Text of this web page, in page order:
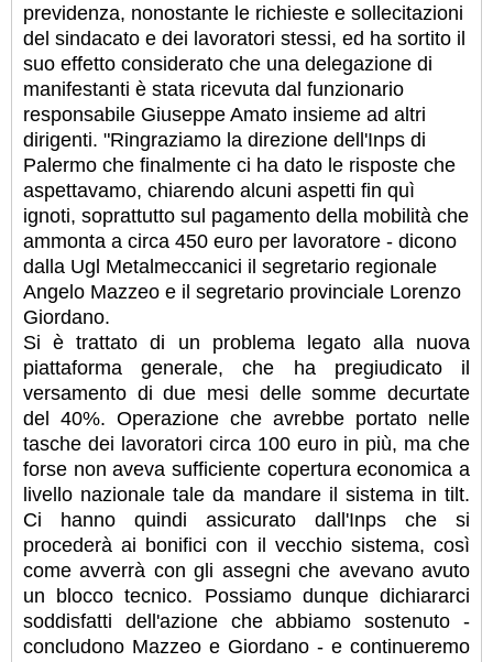
previdenza, nonostante le richieste e sollecitazioni
del sindacato e dei lavoratori stessi, ed ha sortito il
suo effetto considerato che una delegazione di
manifestanti è stata ricevuta dal funzionario
responsabile Giuseppe Amato insieme ad altri
dirigenti. "Ringraziamo la direzione dell'Inps di
Palermo che finalmente ci ha dato le risposte che
aspettavamo, chiarendo alcuni aspetti fin quì
ignoti, soprattutto sul pagamento della mobilità che
ammonta a circa 450 euro per lavoratore - dicono
dalla Ugl Metalmeccanici il segretario regionale
Angelo Mazzeo e il segretario provinciale Lorenzo
Giordano.
Si è trattato di un problema legato alla nuova
piattaforma generale, che ha pregiudicato il
versamento di due mesi delle somme decurtate
del 40%. Operazione che avrebbe portato nelle
tasche dei lavoratori circa 100 euro in più, ma che
forse non aveva sufficiente copertura economica a
livello nazionale tale da mandare il sistema in tilt.
Ci hanno quindi assicurato dall'Inps che si
procederà ai bonifici con il vecchio sistema, così
come avverrà con gli assegni che avevano avuto
un blocco tecnico. Possiamo dunque dichiararci
soddisfatti dell'azione che abbiamo sostenuto -
concludono Mazzeo e Giordano - e continueremo